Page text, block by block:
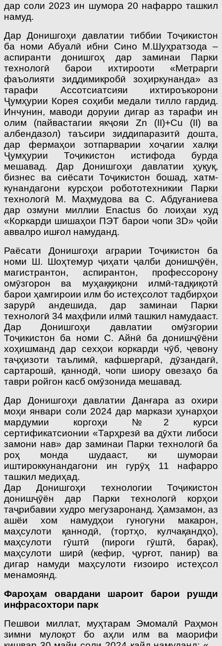
дар соли 2023 ин шумора 20 нафарро ташкил
намуд.
Дар Донишгоҳи давлатии тиббии То­ҷикистон
ба номи Абуалӣ ибни Сино М.Шуҳратзода –
аспиранти донишгоҳ дар заминаи Парки
технологӣ барои ихтирооти «Метрарги
фаъолияти зиддимикробӣ зоҳиркунанда» аз
тарафи Ассотсиатсияи ихтироъкорони
Ҷумҳурии Корея соҳиби медали тилло гардид.
Инчунин, маводи доруии дигар аз тарафи ин
олим (пайвастагии якҷояи Zn (II)+Cu (II) ва
албендазол) таъсири зиддипаразитӣ дошта,
дар фермаҳои зотпарварии хоҷагии халқи
Ҷумҳурии Тоҷикистон истифода бурда
мешавад. Дар Донишгоҳи давлатии ҳуқуқ,
бизнес ва сиёсати Тоҷикистон бошад, хатм­
кунандагони курсҳои робототехникии Парки
технологӣ М. Маҳмудова ва С. Абдуғаниева
дар озмуни миллии Enactus бо лоиҳаи худ
«Коркарди шишаҳои ПЭТ барои чопи 3D» ҷойи
аввалро ишғол намуданд.
Раёсати Донишгоҳи аграрии Тоҷикистон ба
номи Ш. Шоҳтемур ҷиҳати ҷалби донишҷӯён,
магистрантон, аспирантон, профессорону
омӯзгорон ва муҳаққиқони илмӣ-тадқиқотӣ
барои ҳамгироии илм бо истеҳсолот тадбирҳои
зарурӣ андешида, дар заминаи Парки
технологӣ 34 маҳфили илмӣ ташкил намудааст.
Дар Донишгоҳи давлатии омӯзгории
Тоҷикистон ба номи С. Айнӣ ба донишҷӯёни
хоҳишманд дар сехҳои коркарди чӯб, ҷевону
таҷҳизоти таълимӣ, кафшергарӣ, дӯзандагӣ,
сартарошӣ, қаннодӣ, чопи шиору овезаҳо ба
таври ройгон касб омӯзонида мешавад.
Дар Донишгоҳи давлатии Данғара аз охири
моҳи январи соли 2024 дар маркази ҳунарҳои
мардумии коргоҳи №2 курси
сертификатсионии «Тарҳрезӣ ва дӯхти либоси
замони нав» дар заминаи Парки технологӣ ба
роҳ монда шудааст, ки шумораи
иштироккунандагони ин гурӯҳ 11 нафарро
ташкил медиҳад.
Дар Донишгоҳи технологии Тоҷикис­тон
донишҷӯён дар Парки технологӣ корҳои
таҷрибавии худро мегузаронанд. Ҳамзамон, аз
ашёи хом намудҳои гуногуни макарон,
маҳсулоти қаннодӣ, (тортҳо, кулчақандҳо),
маҳсулоти гӯштӣ (пироги гӯштӣ, барак),
маҳсулоти ширӣ (кефир, ҷурғот, панир) ва
дигар намуди маҳсулоти ғизоиро истеҳсол
менамоянд.
Фароҳам овардани шароит барои рушди
инфрасохтори парк
Пешвои миллат, муҳтарам Эмомалӣ Раҳмон
зимни мулоқот бо аҳли илм ва маорифи